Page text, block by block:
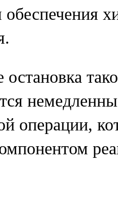
обеспечения
операции,